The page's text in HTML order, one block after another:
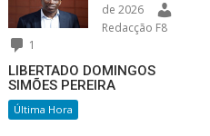
de 2026
Redacção F8
1
LIBERTADO DOMINGOS
SIMÕES PEREIRA
Última Hora